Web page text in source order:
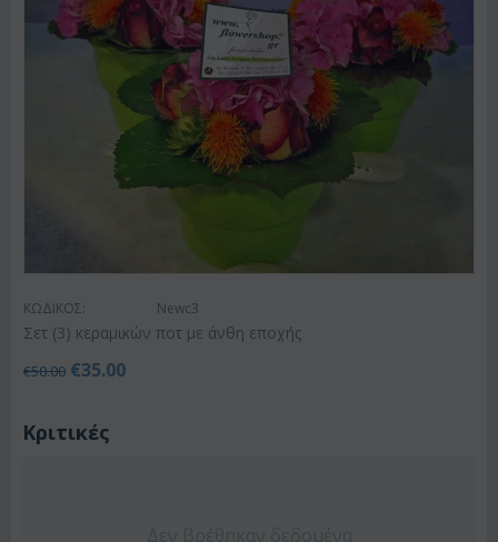
ΚΩΔΙΚΟΣ: Newc3
Σετ (3) κεραμικών ποτ με άνθη εποχής
€50.00 €35.00
Κριτικές